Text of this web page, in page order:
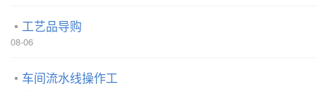
工艺品导购
08-06
车间流水线操作工